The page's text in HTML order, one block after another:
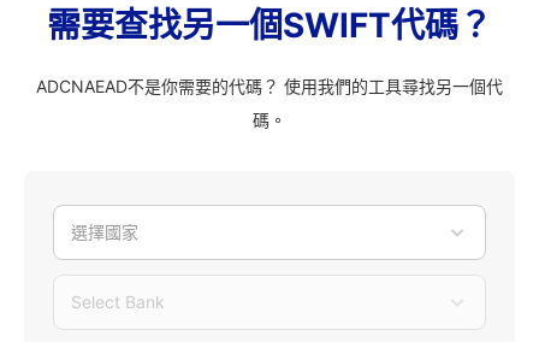
需要查找另一個SWIFT代碼？
ADCNAEAD不是你需要的代碼？ 使用我們的工具尋找另一個代
碼。
選擇國家
Select Bank